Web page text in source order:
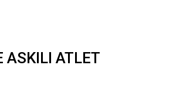
ASKILI ATLET